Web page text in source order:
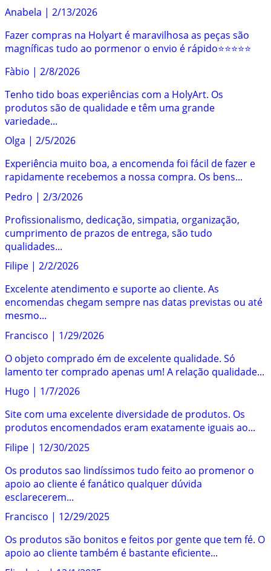
Anabela | 2/13/2026
Fazer compras na Holyart é maravilhosa as peças são
magníficas tudo ao pormenor o envio é rápido⭐️⭐️⭐️⭐️⭐️
Fàbio | 2/8/2026
Tenho tido boas experiências com a HolyArt. Os
produtos são de qualidade e têm uma grande
variedade...
Olga | 2/5/2026
Experiência muito boa, a encomenda foi fácil de fazer e
rapidamente recebemos a nossa compra. Os bens...
Pedro | 2/3/2026
Profissionalismo, dedicação, simpatia, organização,
cumprimento de prazos de entrega, são tudo
qualidades...
Filipe | 2/2/2026
Excelente atendimento e suporte ao cliente. As
encomendas chegam sempre nas datas previstas ou até
mesmo...
Francisco | 1/29/2026
O objeto comprado ém de excelente qualidade. Só
lamento ter comprado apenas um! A relação qualidade...
Hugo | 1/7/2026
Site com uma excelente diversidade de produtos. Os
produtos encomendados eram exatamente iguais ao...
Filipe | 12/30/2025
Os produtos sao lindíssimos tudo feito ao promenor o
apoio ao cliente é fanático qualquer dúvida
esclarecerem...
Francisco | 12/29/2025
Os produtos são bonitos e feitos por gente que tem fé. O
apoio ao cliente também é bastante eficiente...